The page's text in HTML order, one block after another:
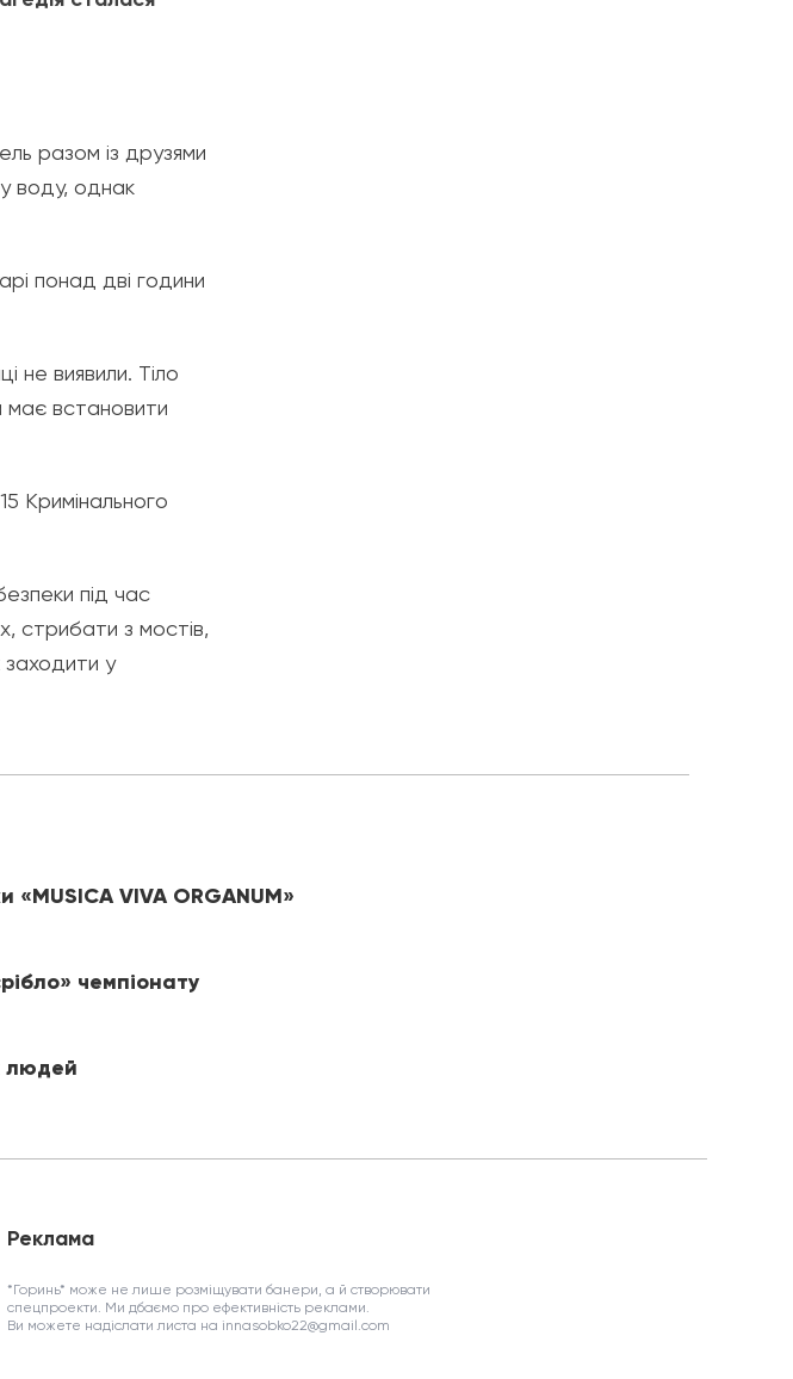
разом із друзями
воду, однак
понад дві години
не виявили. Тіло
має встановити
Кримінального
під час
стрибати з мостів,
заходити у
VIVA ORGANUM»
чемпіонату
людей
Реклама
*Горинь* може не лише розміщувати банери, а й створювати
спецпроекти. Ми дбаємо про ефективність реклами.
Ви можете надіслати листа на innasobko22@gmail.com